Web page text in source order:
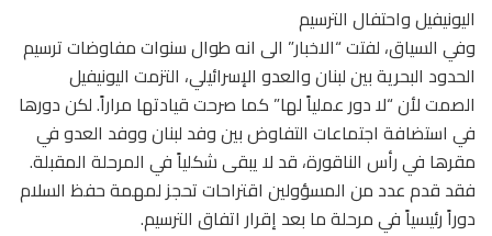
​اليونيفيل​ واحتفال الترسيم
وفي السياق، لفتت “الاخبار” الى انه طوال سنوات مفاوضات ​ترسيم
الحدود​ البحرية بين لبنان والعدو الإسرائيلي، التزمت اليونيفيل
الصمت لأن “لا دور عملياً لها” كما صرحت قيادتها مراراً. لكن دورها
في استضافة اجتماعات التفاوض بين وفد لبنان ووفد العدو في
مقرها في رأس الناقورة، قد لا يبقى شكلياً في المرحلة المقبلة.
فقد قدم عدد من المسؤولين اقتراحات تحجز لمهمة حفظ السلام
دوراً رئيسياً في مرحلة ما بعد إقرار اتفاق الترسيم.